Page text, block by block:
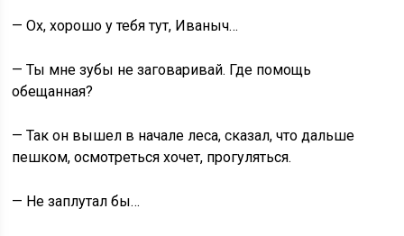
— Ох, хорошо у тебя тут, Иваныч…
— Ты мне зубы не заговаривай. Где помощь
обещанная?
— Так он вышел в начале леса, сказал, что дальше
пешком, осмотреться хочет, прогуляться.
— Не заплутал бы…